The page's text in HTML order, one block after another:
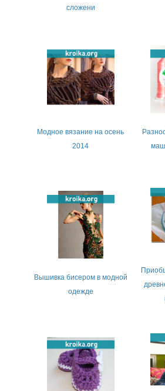
сложени
Модное вязание на осень
2014
Вышивка бисером в модной
одежде